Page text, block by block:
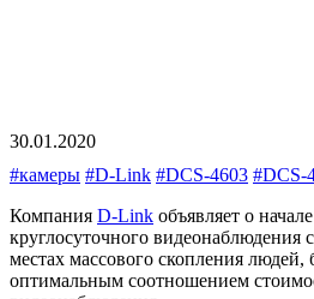
30.01.2020
#камеры #D-Link #DCS-4603 #DCS-
Компания D-Link объявляет о
круглосуточного видеонаблюдения
местах массового скопления
оптимальным соотношением